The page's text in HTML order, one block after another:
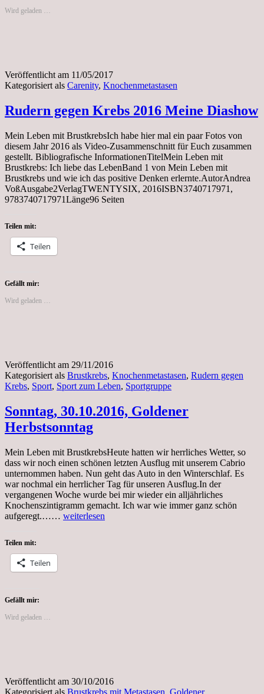
Wird geladen …
Veröffentlicht am 11/05/2017
Kategorisiert als Carenity, Knochenmetastasen
Rudern gegen Krebs 2016 Meine Diashow
Mein Leben mit BrustkrebsIch habe hier mal ein paar Fotos von
diesem Jahr 2016 als Video-Zusammenschnitt für Euch zusammen
gestellt. Bibliografische InformationenTitelMein Leben mit
Brustkrebs: Ich liebe das LebenBand 1 von Mein Leben mit
Brustkrebs und wie ich das positive Denken erlernte.AutorAndrea
VoßAusgabe2VerlagTWENTYSIX, 2016ISBN3740717971,
9783740717971Länge96 Seiten
Teilen mit:
Teilen
Gefällt mir:
Wird geladen …
Veröffentlicht am 29/11/2016
Kategorisiert als Brustkrebs, Knochenmetastasen, Rudern gegen
Krebs, Sport, Sport zum Leben, Sportgruppe
Sonntag, 30.10.2016, Goldener
Herbstsonntag
Mein Leben mit BrustkrebsHeute hatten wir herrliches Wetter, so
dass wir noch einen schönen letzten Ausflug mit unserem Cabrio
unternommen haben. Nun geht das Auto in den Winterschlaf. Es
war nochmal ein herrlicher Tag für unseren Ausflug.In der
vergangenen Woche wurde bei mir wieder ein alljährliches
Knochenszintigramm gemacht. Ich war wie immer ganz schön
aufgeregt.…… Sonntag,
weiterlesen
Teilen mit:
Teilen
Gefällt mir:
Wird geladen …
Veröffentlicht am 30/10/2016
Kategorisiert als Brustkrebs mit Metastasen Goldener